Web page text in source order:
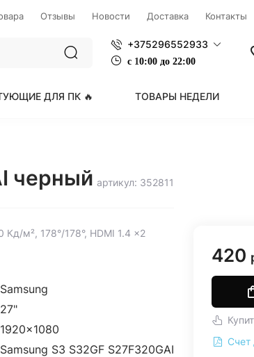
Отзывы Новости Доставка Контакты
+375296552933
с 1 0:00 до 22:00
ДЛЯ ПК 🔥 ТОВАРЫ НЕДЕЛИ
черный артикул: 352811
Кд/м², 178°/178°, HDMI 1.4 x2
Samsung
27"
1920x1080
Samsung S3 S32GF S27F320GAI
420
Счет